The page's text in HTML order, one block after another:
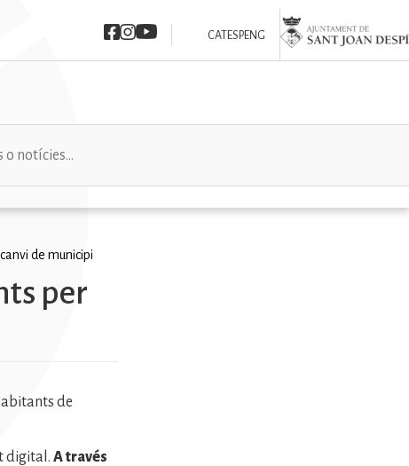
Imatge
Imatge
Imatge CAT ESPENG
Imatge
de municipi
per
de
digital. A través